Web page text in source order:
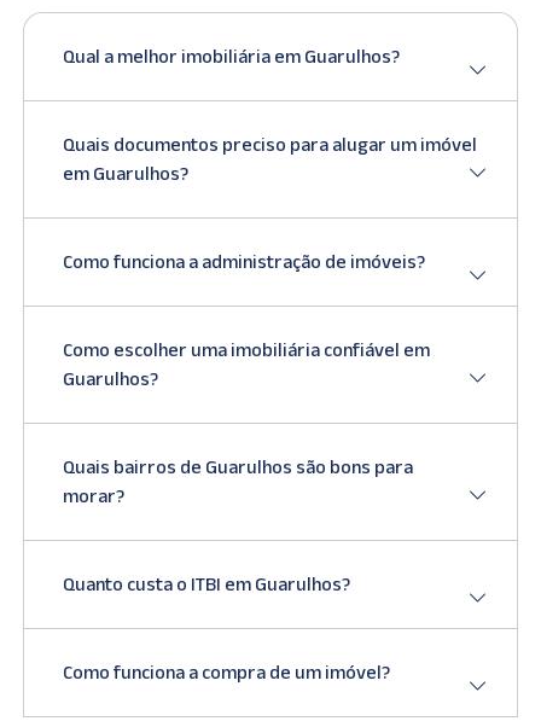
Qual a melhor imobiliária em Guarulhos?
Quais documentos preciso para alugar um imóvel
em Guarulhos?
Como funciona a administração de imóveis?
Como escolher uma imobiliária confiável em
Guarulhos?
Quais bairros de Guarulhos são bons para
morar?
Quanto custa o ITBI em Guarulhos?
Como funciona a compra de um imóvel?